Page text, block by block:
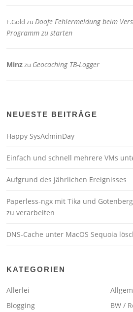
F.Gold zuDoofe Fehlermeldung beim
Programm zu starten
Minzzu Geocaching TB-Logger
NEUESTE BEITRÄGE
Happy SysAdminDay
Einfach und schnell mehrere VMs
Aufgrund des jährlichen Ereignisses
Paperless-ngx mit Tika und
zu verarbeiten
DNS-Cache unter MacOS Sequoia
KATEGORIEN
Allerlei
Blogging
BW /